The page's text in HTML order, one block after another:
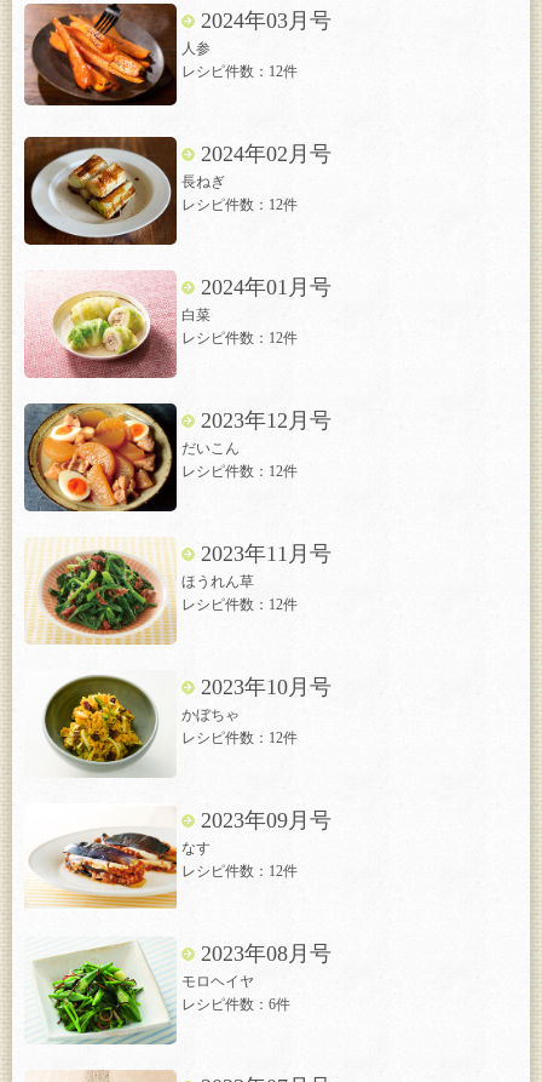
2024年03月号
人参
レシピ件数：12件
2024年02月号
長ねぎ
レシピ件数：12件
2024年01月号
白菜
レシピ件数：12件
2023年12月号
だいこん
レシピ件数：12件
2023年11月号
ほうれん草
レシピ件数：12件
2023年10月号
かぼちゃ
レシピ件数：12件
2023年09月号
なす
レシピ件数：12件
2023年08月号
モロヘイヤ
レシピ件数：6件